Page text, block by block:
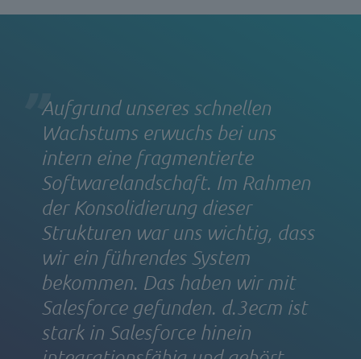
Aufgrund unseres schnellen
Wachstums erwuchs bei uns
intern eine fragmentierte
Softwarelandschaft. Im Rahmen
der Konsolidierung dieser
Strukturen war uns wichtig, dass
wir ein führendes System
bekommen. Das haben wir mit
Salesforce gefunden. d.3ecm ist
stark in Salesforce hinein